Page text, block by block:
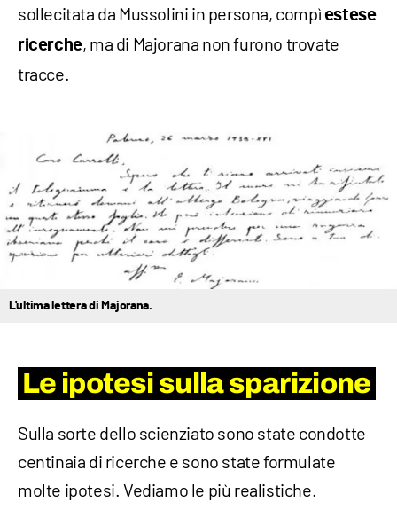
sollecitata da Mussolini in persona, compì estese
ricerche, ma di Majorana non furono trovate
tracce.
L'ultima lettera di Majorana.
Le ipotesi sulla sparizione
Sulla sorte dello scienziato sono state condotte
centinaia di ricerche e sono state formulate
molte ipotesi. Vediamo le più realistiche.